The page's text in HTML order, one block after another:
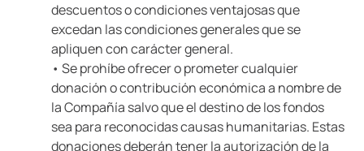
descuentos o condiciones ventajosas que
excedan las condiciones generales que se
apliquen con carácter general.
• Se prohíbe ofrecer o prometer cualquier
donación o contribución económica a nombre de
la Compañía salvo que el destino de los fondos
sea para reconocidas causas humanitarias. Estas
donaciones deberán tener la autorización de la